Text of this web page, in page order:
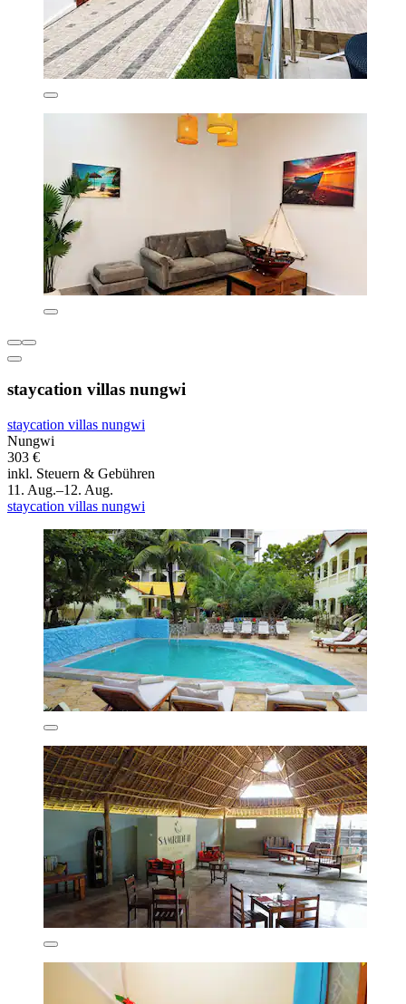
staycation villas nungwi
staycation villas nungwi
Nungwi
303 €
inkl. Steuern & Gebühren
11. Aug.–12. Aug.
staycation villas nungwi